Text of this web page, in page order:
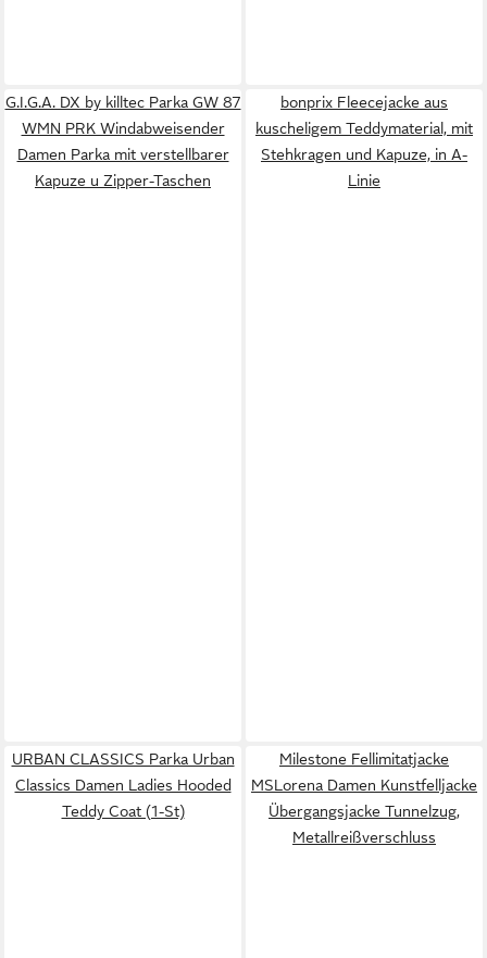
G.I.G.A. DX by killtec Parka GW 87
WMN PRK Windabweisender
Damen Parka mit verstellbarer
Kapuze u Zipper-Taschen
bonprix Fleecejacke aus
kuscheligem Teddymaterial, mit
Stehkragen und Kapuze, in A-
Linie
URBAN CLASSICS Parka Urban
Classics Damen Ladies Hooded
Teddy Coat (1-St)
Milestone Fellimitatjacke
MSLorena Damen Kunstfelljacke
Übergangsjacke Tunnelzug,
Metallreißverschluss